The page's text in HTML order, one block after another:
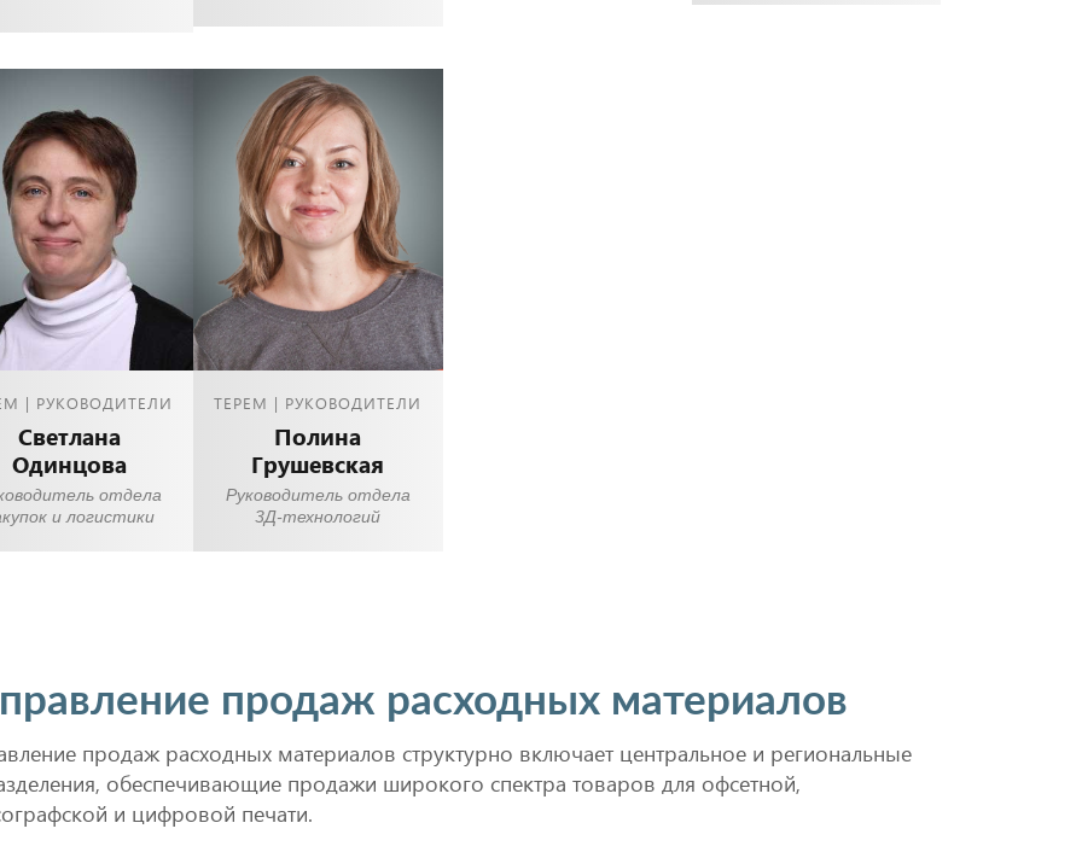
| РУКОВОДИТЕЛИ
Светлана
Одинцова
отдела
и логистики
ТЕРЕМ | РУКОВОДИТЕЛИ
Полина
Грушевская
Руководитель отдела
3Д-технологий
продаж расходных материалов
продаж расходных материалов структурно включает центральное и региональные
обеспечивающие продажи широкого спектра товаров для офсетной,
и цифровой печати.